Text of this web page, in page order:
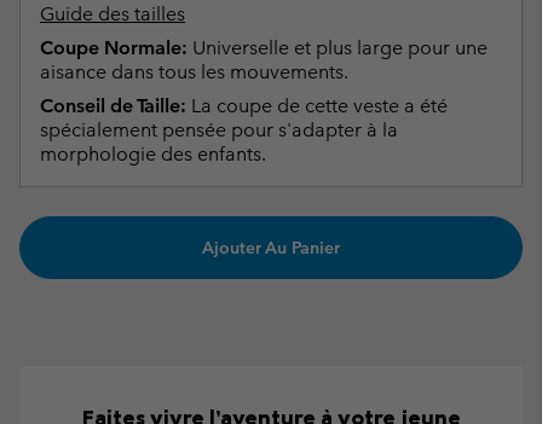
Guide des tailles
Coupe Normale: Universelle et plus large pour une
aisance dans tous les mouvements.
Conseil de Taille: La coupe de cette veste a été
spécialement pensée pour s'adapter à la
morphologie des enfants.
Ajouter Au Panier
Faites vivre l’aventure à votre jeune